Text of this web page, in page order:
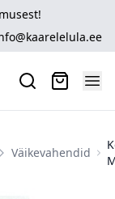
Väikevahendid